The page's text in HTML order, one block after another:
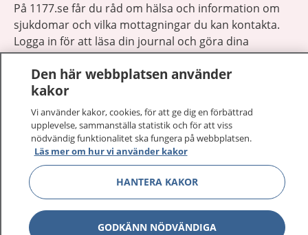
På 1177.se får du råd om hälsa och information om
sjukdomar och vilka mottagningar du kan kontakta.
Logga in för att läsa din journal och göra dina
vårdärenden. Ring telefonnummer 1177 för
sjukvårdsrådgivning dygnet runt.
1177 ger dig råd när du vill må bättre.
1177 på flera språk Visa
Om 1177 Visa
Den här webbplatsen använder
kakor
Vi använder kakor, cookies, för att ge dig en förbättrad
upplevelse, sammanställa statistik och för att viss
nödvändig funktionalitet ska fungera på webbplatsen.
Läs mer om hur vi använder kakor
HANTERA KAKOR
GODKÄNN NÖDVÄNDIGA